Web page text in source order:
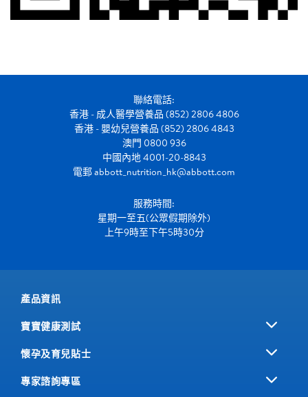
聯絡電話:
香港 - 成人醫學營養品 (852) 2806 4806
香港 - 嬰幼兒營養品 (852) 2806 4843
澳門 0800 936
中國內地 4001-20-8843
電郵abbott_nutrition_hk@abbott.com
服務時間:
星期一至五(公眾假期除外)
上午9時至下午5時30分
產品資訊
寶寶健康測試
懷孕及育兒貼士
專家諮詢專區